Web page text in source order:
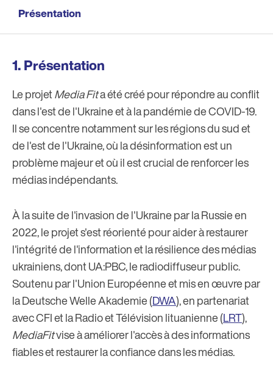
Présentation
Présentation
Le projetMedia Fita été créé pour répondre au conflit
dans l'est de l'Ukraine et à la pandémie de COVID-19.
Il se concentre notamment sur les régions du sud et
de l'est de l'Ukraine, où la désinformation est un
problème majeur et où il est crucial de renforcer les
médias indépendants.
À la suite de l'invasion de l'Ukraine par la Russie en
2022, le projet s'est réorienté pour aider à restaurer
l'intégrité de l'information et la résilience des médias
ukrainiens, dont UA:PBC, le radiodiffuseur public.
Soutenu par l'Union Européenne et mis en œuvre par
la Deutsche Welle Akademie (DWA), en partenariat
avec CFI et la Radio et Télévision lituanienne (LRT),
MediaFitvise à améliorer l'accès à des informations
fiables et restaurer la confiance dans les médias.